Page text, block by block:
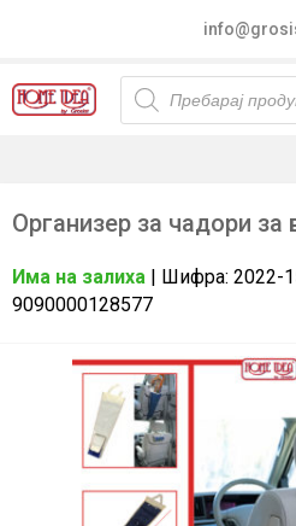
Products
search
Организер за чадори за
Има на залиха | Шифра: 2022-
9090000128577